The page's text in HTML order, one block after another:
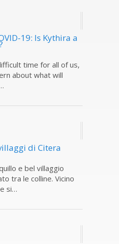
19: Is Kythira a
time for all of us,
about what will
di Citera
e bel villaggio
tra le colline. Vicino
si…